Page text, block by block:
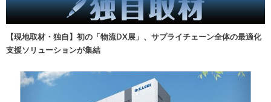
【現地取材・独自】初の「物流DX展」、サプライチェーン全体の最適化
支援ソリューションが集結